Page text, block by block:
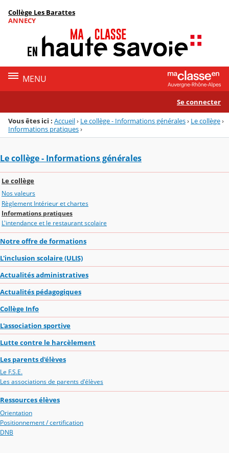
Menu de la rubrique
Contenu
Collège Les Barattes
ANNECY
MENU
Se connecter
Vous êtes ici : Accueil› Le collège - Informations générales› Le collège›
Informations pratiques›
Le collège - Informations générales
Le collège
Nos valeurs
Règlement Intérieur et chartes
Informations pratiques
L'intendance et le restaurant scolaire
Notre offre de formations
L'inclusion scolaire (ULIS)
Actualités administratives
Actualités pédagogiques
Collège Info
L'association sportive
Lutte contre le harcèlement
Les parents d'élèves
Le F.S.E.
Les associations de parents d'élèves
Ressources élèves
Orientation
Positionnement / certification
DNB